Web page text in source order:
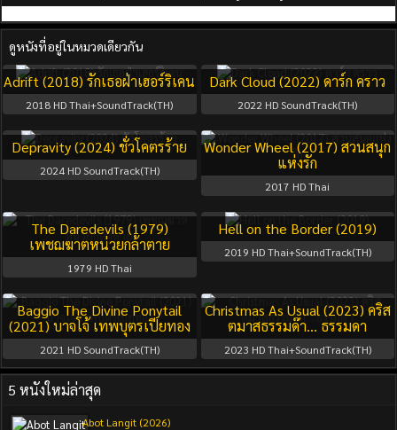
ดูหนังที่อยู่ในหมวดเดียวกัน
Adrift (2018) รักเธอฝ่าเฮอร์ริเคน
2018 HD Thai+SoundTrack(TH)
Dark Cloud (2022) ดาร์ก คราว
2022 HD SoundTrack(TH)
Depravity (2024) ชั่วโคตรร้าย
2024HD SoundTrack(TH)
Wonder Wheel (2017) สวนสนุก
แห่งรัก
2017 HD Thai
The Daredevils (1979)
เพชฌฆาตหน่วยกล้าตาย
1979 HD Thai
Hell on the Border (2019)
2019 HD Thai+SoundTrack(TH)
Baggio The Divine Ponytail
(2021) บาจโจ้ เทพบุตรเปียทอง
2021 HD SoundTrack(TH)
Christmas As Usual (2023) คริส
ตมาสธรรมด๊า… ธรรมดา
2023 HD Thai+SoundTrack(TH)
5 หนังใหม่ล่าสุด
Abot Langit (2026)